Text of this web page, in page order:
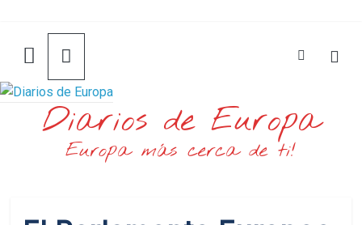
contenido
Diarios de Europa
Europa más cerca de ti!